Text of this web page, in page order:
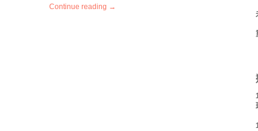
Continue reading →